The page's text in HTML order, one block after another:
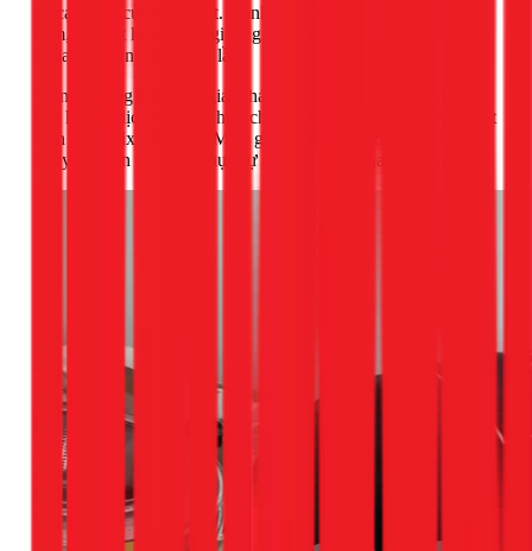
để cạy, phá cửa máy giặt. Hành động này có thể làm gãy tay
nắm, vỡ mặt kính, rách gioăng cao su và khiến chi phí sửa
chữa tăng lên gấp nhiều lần.
Trong trường hợp này, giải pháp an toàn và tiết kiệm nhất là
liên hệ với dịch vụ sửa chữa chuyên nghiệp. Đội ngũ kỹ thuật
viên của 1Fix tại TPHCM sẽ giúp bạn chẩn đoán chính xác
nguyên nhân và khắc phục sự cố một cách nhanh chóng.